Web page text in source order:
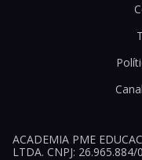
ACADEMIA PME
LTDA. CNPJ: 26.965.884/